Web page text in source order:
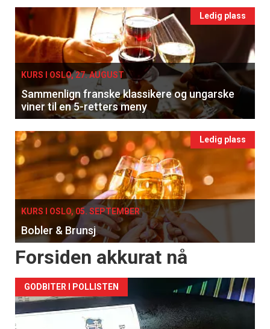
Ledig plass
KURS I OSLO, 27. AUGUST
Sammenlign franske klassikere og ungarske
viner til en 5-retters meny
Ledig plass
KURS I OSLO, 05. SEPTEMBER
Bobler & Brunsj
Forsiden akkurat nå
GODBITER I POLLISTEN